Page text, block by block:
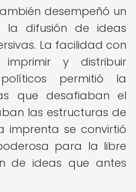
desempeñó un
la difusión de ideas
La facilidad con
y distribuir
permitió la
que desafiaban el
las estructuras de
imprenta se convirtió
para la libre
de ideas que antes